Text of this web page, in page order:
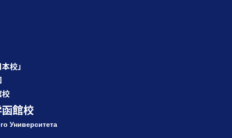
校」
館校
Университета